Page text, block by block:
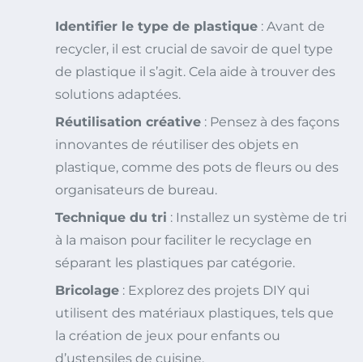
Identifier le type de plastique : Avant de
recycler, il est crucial de savoir de quel type
de plastique il s’agit. Cela aide à trouver des
solutions adaptées.
Réutilisation créative : Pensez à des façons
innovantes de réutiliser des objets en
plastique, comme des pots de fleurs ou des
organisateurs de bureau.
Technique du tri : Installez un système de tri
à la maison pour faciliter le recyclage en
séparant les plastiques par catégorie.
Bricolage : Explorez des projets DIY qui
utilisent des matériaux plastiques, tels que
la création de jeux pour enfants ou
d’ustensiles de cuisine.